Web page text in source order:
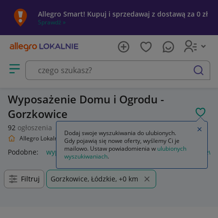
Allegro Smart! Kupuj i sprzedawaj z dostawą za 0 zł
Sprawdź »
Otwórz menu z kategoriami
szukaj
Wyposażenie Domu i Ogrodu -
Gorzkowice
92 ogłoszenia
Allegro Lokalnie Dom i Ogród Wyposażenie
Podobne: wyposażenie piórnik z wyposażeniem plecak
Filtruj Gorzkowice, Łódzkie, +0 km
Dodaj swoje wyszukiwania do ulubionych.
Gdy pojawią się nowe oferty, wyślemy Ci je
mailowo. Ustaw powiadomienia w ulubionych
wyszukiwaniach.